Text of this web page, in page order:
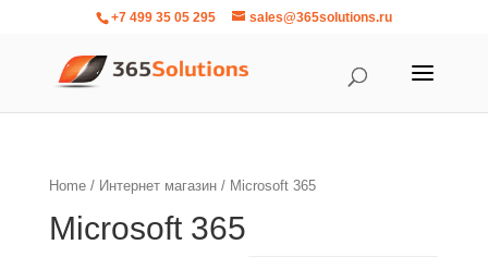
+7 499 35 05 295 sales@365solutions.ru
Home/ Интернет магазин/ Microsoft 365
Microsoft 365